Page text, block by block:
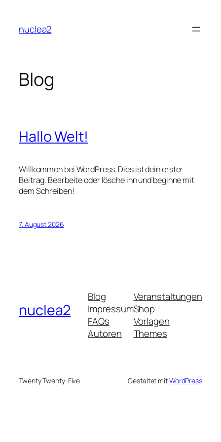
springen
nuclea2
Blog
Hallo Welt!
Willkommen bei WordPress. Dies ist dein erster
Beitrag. Bearbeite oder lösche ihn und beginne mit
dem Schreiben!
7. August 2026
nuclea2
Blog
Impressum
FAQs
Autoren
Veranstaltungen
Shop
Vorlagen
Themes
Twenty Twenty-Five Gestaltet mitWordPress